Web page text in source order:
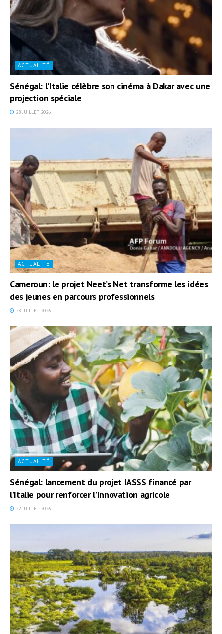
ACTUALITÉ
Sénégal: l’Italie célèbre son cinéma à Dakar avec une
projection spéciale
28 JUILLET 2026
ACTUALITÉ
Cameroun: le projet Neet’s Net transforme les idées
des jeunes en parcours professionnels
28 JUILLET 2026
ACTUALITÉ
Sénégal: lancement du projet IASSS financé par
l’Italie pour renforcer l’innovation agricole
22 JUILLET 2026